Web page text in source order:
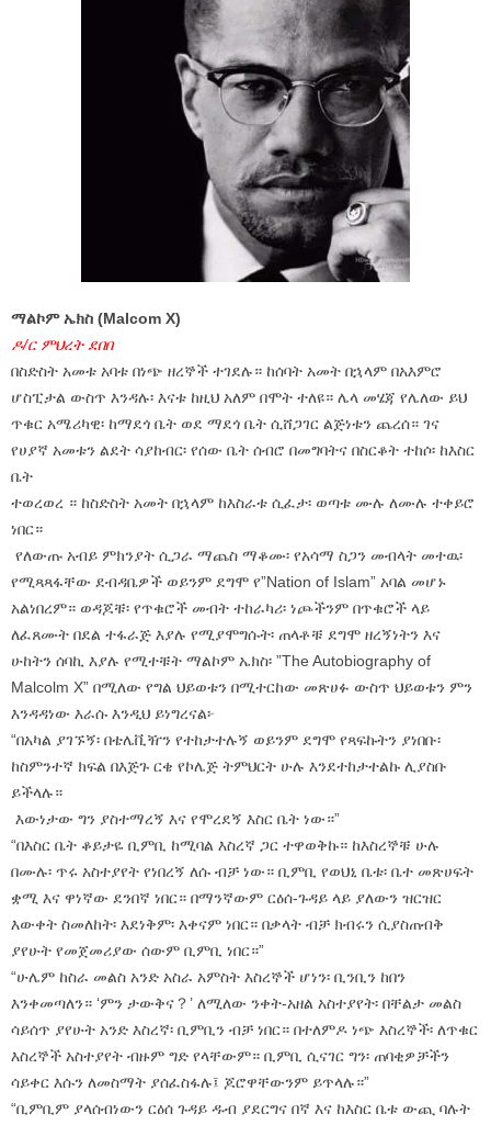
ማልኮም ኤክስ (Malcom X)
ዶ/ር ምህረት ደበበ
በስድስት አመቱ አባቱ በነጭ ዘረኞች ተገደሉ። ከሰባት አመት በኋላም በአእምሮ
ሆስፒታል ውስጥ እንዳሉ፡ እናቱ ከዚህ አለም በሞት ተለዩ። ሌላ መሄጃ የሌለው ይህ
ጥቁር አሜሪካዊ፡ ከማደጎ ቤት ወደ ማደጎ ቤት ሲሸጋገር ልጅነቱን ጨረሰ። ገና
የሀያኛ አመቱን ልደት ሳያከብር፡ የሰው ቤት ሰብሮ በመግባትና በስርቆት ተከሶ፡ ከእስር
ቤት
ተወረወረ ። ከስድስት አመት በኋላም ከእስራቱ ሲፈታ፡ ወጣቱ ሙሉ ለሙሉ ተቀይሮ
ነበር።
የለውጡ አብይ ምክንያት ሲጋራ ማጨስ ማቆሙ፡ የአሳማ ስጋን መብላት መተዉ፡
የሚጻጻፋቸው ደብዳቤዎች ወይንም ደግሞ የ”Nation of Islam” አባል መሆኑ
አልነበረም። ወዳጆቹ፡ የጥቁሮች መብት ተከራካሪ፡ ነጮችንም በጥቁሮች ላይ
ለፈጸሙት በደል ተፋራጅ እያሉ የሚያሞግሱት፡ ጠላቶቹ ደግሞ ዘረኝነትን እና
ሁከትን ሰባኪ እያሉ የሚተቹት ማልኮም ኤክስ፡ ”The Autobiography of
Malcolm X” በሚለው የግል ህይወቱን በሚተርከው መጽሀፉ ውስጥ ህይወቱን ምን
እንዳዳነው እራሱ እንዲህ ይነግረናል፦
“በአካል ያገኙኝ፡ በቴሌቪዥን የተከታተሉኝ ወይንም ደግሞ የጻፍኩትን ያነበቡ፡
ከስምንተኛ ክፍል በእጅጉ ርቄ የኮሌጅ ትምህርት ሁሉ እንደተከታተልኩ ሊያስቡ
ይችላሉ።
እውነታው ግን ያስተማረኝ እና የሞረደኝ እስር ቤት ነው።”
“በእስር ቤት ቆይታዬ ቢምቢ ከሚባል እስረኛ ጋር ተዋወቅኩ። ከእስረኞቹ ሁሉ
በሙሉ፡ ጥሩ አስተያየት የነበረኝ ለሱ ብቻ ነው። ቢምቢ የወህኒ ቤቱ፡ ቤተ መጽሀፍት
ቋሚ እና ዋነኛው ደንበኛ ነበር። በማንኛውም ርዕሰ-ጉዳይ ላይ ያለውን ዝርዝር
እውቀት ስመለከት፡ እደነቅም፡ እቀናም ነበር። በቃላት ብቻ ክብሩን ሲያስጠብቅ
ያየሁት የመጀመሪያው ሰውም ቢምቢ ነበር።”
“ሁሌም ከስራ መልስ አንድ አስራ አምስት እስረኞች ሆነን፡ ቢንቢን ከበን
እንቀመጣለን። ‘ምን ታውቅና？’ ለሚለው ንቀት-አዘል አስተያየት፡ በቸልታ መልስ
ሳይሰጥ ያየሁት አንድ እስረኛ፡ ቢምቢን ብቻ ነበር። በተለምዶ ነጭ እስረኞች፡ ለጥቁር
እስረኞች አስተያየት ብዙም ግድ የላቸውም። ቢምቢ ሲናገር ግን፡ ጠባቂዎቻችን
ሳይቀር እሱን ለመስማት ያሰፈስፋሉ፤ ጆሮዋቸውንም ይጥላሉ።”
“ቢምቢም ያላሰብነውን ርዕሰ ጉዳይ ዱብ ያደርግና በኛ እና ከእስር ቤቱ ውጪ ባሉት